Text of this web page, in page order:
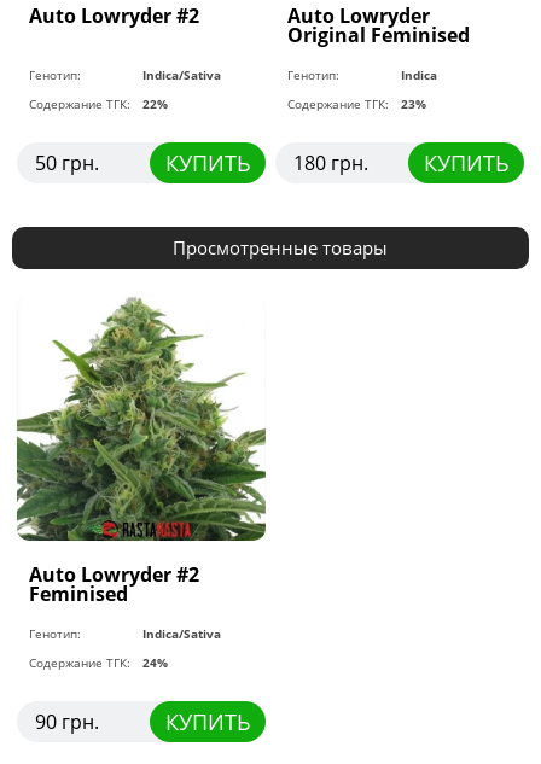
Auto Lowryder #2
Генотип:
Indica/Sativa
Содержание ТГК:
22%
50 грн. КУПИТЬ
Auto Lowryder
Original Feminised
Генотип:
Indica
Содержание ТГК:
23%
180 грн. КУПИТЬ
Просмотренные товары
Auto Lowryder #2
Feminised
Генотип:
Indica/Sativa
Содержание ТГК:
24%
90 грн. КУПИТЬ